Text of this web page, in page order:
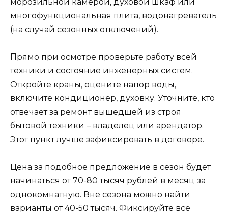
многофункциональная плита, водонагреватель
(на случай сезонных отключений).
Прямо при осмотре проверьте работу всей
техники и состояние инженерных систем.
Откройте краны, оцените напор воды,
включите кондиционер, духовку. Уточните, кто
отвечает за ремонт вышедшей из строя
бытовой техники – владелец или арендатор.
Этот пункт лучше зафиксировать в договоре.
Цена за подобное предложение в сезон будет
начинаться от 70-80 тысяч рублей в месяц за
однокомнатную. Вне сезона можно найти
варианты от 40-50 тысяч. Фиксируйте все